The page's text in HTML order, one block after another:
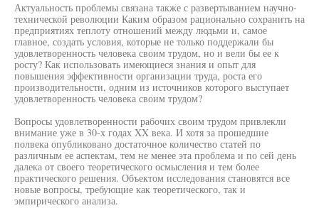
Актуальность проблемы связана также с развертыванием научно-
технической революции Каким образом рационально сохранить на
предприятиях теплоту отношений между людьми и, самое
главное, создать условия, которые не только поддержали бы
удовлетворенность человека своим трудом, но и вели бы ее к
росту? Как использовать имеющиеся знания и опыт для
повышения эффективности организации труда, роста его
производительности, одним из источников которого выступает
удовлетворенность человека своим трудом?
Вопросы удовлетворенности рабочих своим трудом привлекли
внимание уже в 30-х годах XX века. И хотя за прошедшие
полвека опубликовано достаточное количество статей по
различным ее аспектам, тем не менее эта проблема и по сей день
далека от своего теоретического осмысления и тем более
практического решения. Объектом исследования становятся все
новые вопросы, требующие как теоретического, так и
эмпирического анализа.